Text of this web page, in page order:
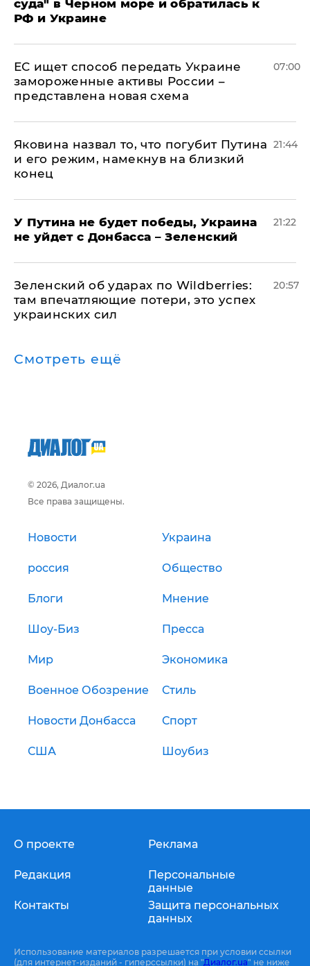
суда" в Черном море и обратилась к
РФ и Украине
ЕС ищет способ передать Украине
замороженные активы России –
представлена новая схема
07:00
Яковина назвал то, что погубит Путина
и его режим, намекнув на близкий
конец
21:44
У Путина не будет победы, Украина
не уйдет с Донбасса – Зеленский
21:22
Зеленский об ударах по Wildberries:
там впечатляющие потери, это успех
украинских сил
20:57
Смотреть ещё
© 2026, Диалог.ua
Все права защищены.
Новости Украина
россия Общество
Блоги Мнение
Шоу-Биз Пресса
Мир Экономика
Военное Обозрение Стиль
Новости Донбасса Спорт
США Шоубиз
О проекте
Редакция
Контакты
Реклама
Персональные
данные
Защита персональных
данных
Использование материалов разрешается при условии ссылки
(для интернет-изданий - гиперссылки) на "Диалог.ua" не ниже